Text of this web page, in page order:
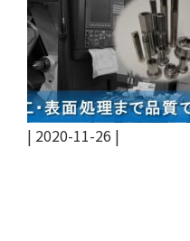
| 2020-11-26 |